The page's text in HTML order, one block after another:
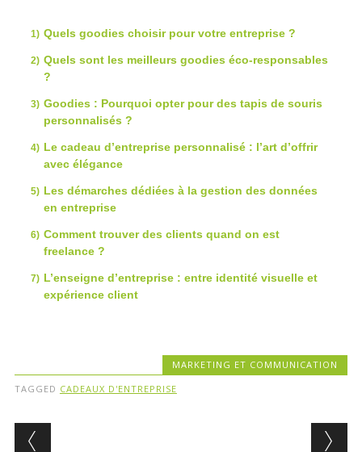
Quels goodies choisir pour votre entreprise ?
Quels sont les meilleurs goodies éco-responsables
?
Goodies : Pourquoi opter pour des tapis de souris
personnalisés ?
Le cadeau d’entreprise personnalisé : l’art d’offrir
avec élégance
Les démarches dédiées à la gestion des données
en entreprise
Comment trouver des clients quand on est
freelance ?
L’enseigne d’entreprise : entre identité visuelle et
expérience client
MARKETING ET COMMUNICATION
TAGGED CADEAUX D'ENTREPRISE
Post navigation